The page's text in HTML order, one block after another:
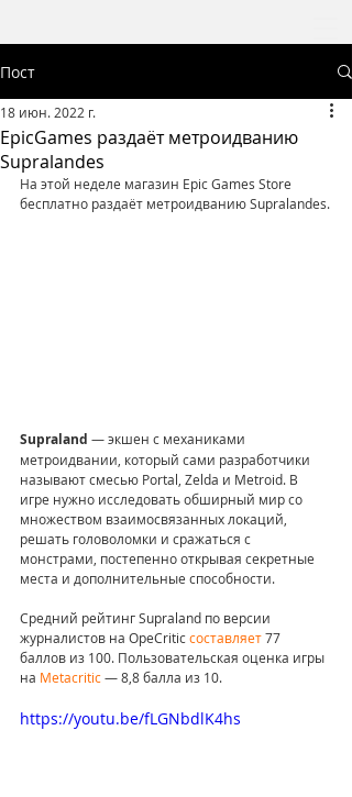
Пост
EpicGames раздаёт метроидванию
Supralandes
18 июн. 2022 г.
На этой неделе магазин Epic Games Store
бесплатно раздаёт метроидванию Supralandes.
Supraland — экшен с механиками
метроидвании, который сами разработчики
называют смесью Portal, Zelda и Metroid. В
игре нужно исследовать обширный мир со
множеством взаимосвязанных локаций,
решать головоломки и сражаться с
монстрами, постепенно открывая секретные
места и дополнительные способности.
Средний рейтинг Supraland по версии
журналистов на OpeCritic составляет 77
баллов из 100. Пользовательская оценка игры
на Metacritic — 8,8 балла из 10.
https://youtu.be/fLGNbdlK4hs